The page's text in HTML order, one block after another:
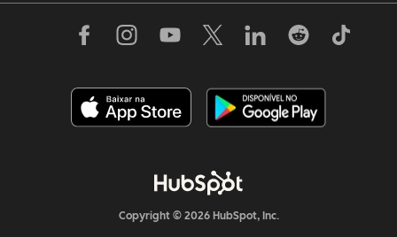
Copyright © 2026 HubSpot, Inc.